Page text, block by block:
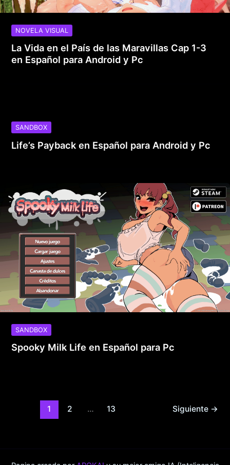
NOVELA VISUAL
La Vida en el País de las Maravillas Cap 1-3
en Español para Android y Pc
SANDBOX
Life’s Payback en Español para Android y Pc
SANDBOX
Spooky Milk Life en Español para Pc
1 2 … 13 Siguiente →